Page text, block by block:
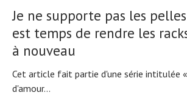
Je ne supporte pas les
est temps de rendre les
à nouveau
Cet article fait partie d'une série intitulée
d'amour...